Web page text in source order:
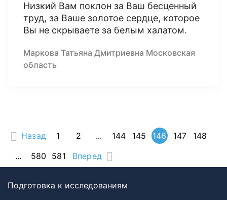
Низкий Вам поклон за Ваш бесценный
труд, за Ваше золотое сердце, которое
Вы не скрываете за белым халатом.
Маркова Татьяна Дмитриевна Московская
область
Назад 1 2 ... 144 145 146 147
148
...
580 581 Вперед
Подготовка к исследованиям